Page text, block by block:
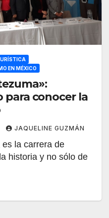
EN MÉXICO
conocer la
JAQUELINE GUZMÁN
la carrera de
historia y no sólo de